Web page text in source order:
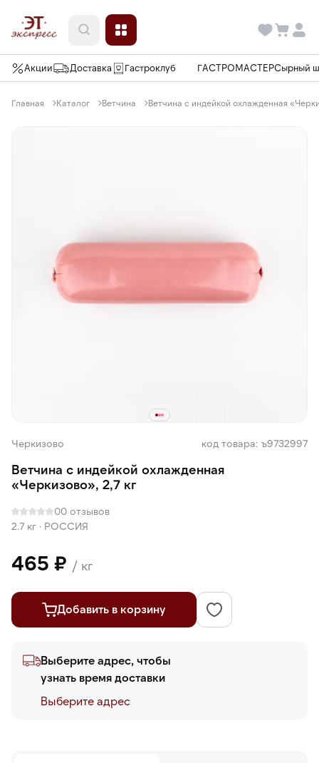
Акции Доставка Гастроклуб ГАСТРОМАСТЕРСырный
Главная Каталог Ветчина Ветчина с индейкой охлажденная
Черкизово код товара: ъ9732997
Ветчина с индейкой охлажденная
«Черкизово», 2,7 кг
00 отзывов
2.7 кг · РОССИЯ
465 ₽ / кг
Добавить в корзину
Выберите адрес, чтобы
узнать время доставки
Выберите адреc